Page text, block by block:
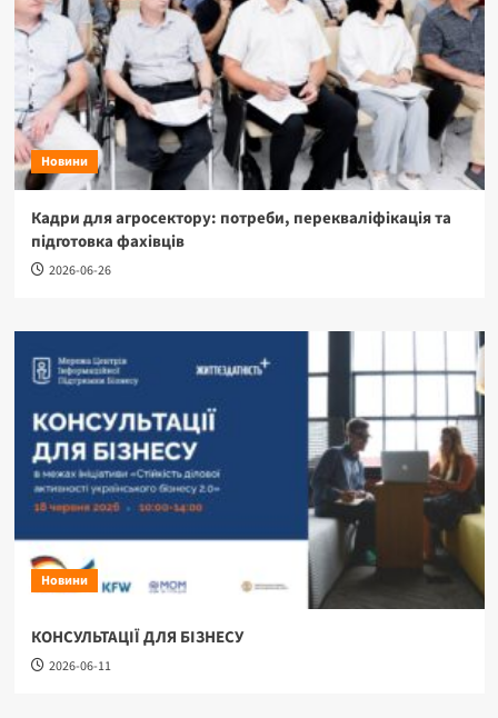
Новини
Кадри для агросектору: потреби, перекваліфікація та
підготовка фахівців
2026-06-26
Новини
КОНСУЛЬТАЦІЇ ДЛЯ БІЗНЕСУ
2026-06-11